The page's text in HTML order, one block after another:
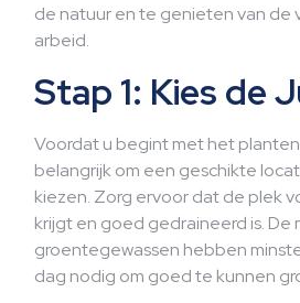
de natuur en te genieten van de
arbeid.
Stap 1: Kies de
Voordat u begint met het
belangrijk om een geschikte
kiezen. Zorg ervoor dat de plek
krijgt en goed gedraineerd is. De
groentegewassen hebben
dag nodig om goed te kunnen